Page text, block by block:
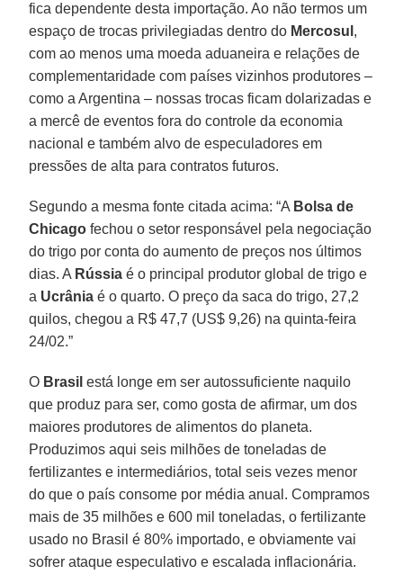
fica dependente desta importação. Ao não termos um
espaço de trocas privilegiadas dentro do Mercosul ,
com ao menos uma moeda aduaneira e relações de
complementaridade com países vizinhos produtores –
como a Argentina – nossas trocas ficam dolarizadas e
a mercê de eventos fora do controle da economia
nacional e também alvo de especuladores em
pressões de alta para contratos futuros.
Segundo a mesma fonte citada acima: “A Bolsa de
Chicago fechou o setor responsável pela negociação
do trigo por conta do aumento de preços nos últimos
dias. A Rússia é o principal produtor global de trigo e
a Ucrânia é o quarto. O preço da saca do trigo, 27,2
quilos, chegou a R$ 47,7 (US$ 9,26) na quinta-feira
24/02.”
O Brasil está longe em ser autossuficiente naquilo
que produz para ser, como gosta de afirmar, um dos
maiores produtores de alimentos do planeta.
Produzimos aqui seis milhões de toneladas de
fertilizantes e intermediários, total seis vezes menor
do que o país consome por média anual. Compramos
mais de 35 milhões e 600 mil toneladas, o fertilizante
usado no Brasil é 80% importado, e obviamente vai
sofrer ataque especulativo e escalada inflacionária.